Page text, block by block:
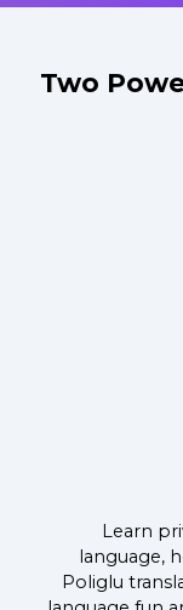
Two
Learn
language,
Poliglu